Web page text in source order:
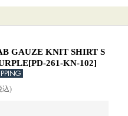
GAUZE KNIT SHIRT S
[PD-261-KN-102]
込)